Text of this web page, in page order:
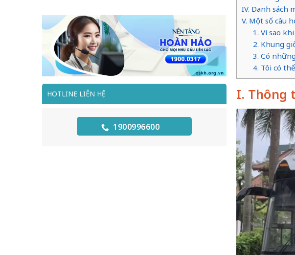
HOTLINE LIÊN HỆ
1900996600
IV. Danh sách
V. Một số câu
1. Vì sao
2. Khung
3. Có
4. Tôi có
I. Thông